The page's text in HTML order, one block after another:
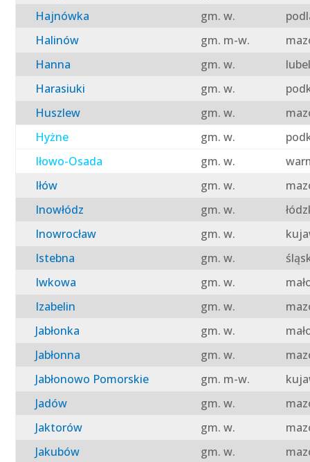
Hajnówka
gm. w.
Halinów
gm. m-w.
Hanna
gm. w.
Harasiuki
gm. w.
Huszlew
gm. w.
Hyżne
gm. w.
Iłowo-Osada
gm. w.
Iłów
gm. w.
Inowłódz
gm. w.
Inowrocław
gm. w.
Istebna
gm. w.
Iwkowa
gm. w.
Izabelin
gm. w.
Jabłonka
gm. w.
Jabłonna
gm. w.
Jabłonowo Pomorskie
gm. m-w.
Jadów
gm. w.
Jaktorów
gm. w.
Jakubów
gm. w.